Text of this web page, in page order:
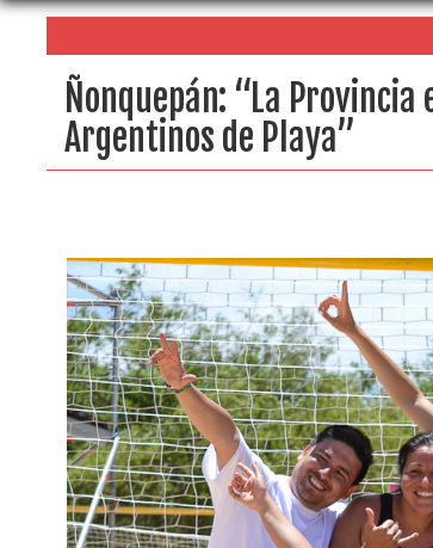
Ñonquepán: “La
Argentinos de Playa”